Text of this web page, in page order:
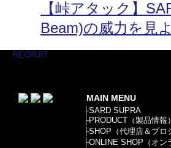
【峠アタック】
Beam)の威力を見
RECRUIT
MAIN MENU
├SARD SUPRA
├PRODUCT（製品情報
├SHOP（代理店＆プロ
├ONLINE SHOP（オン